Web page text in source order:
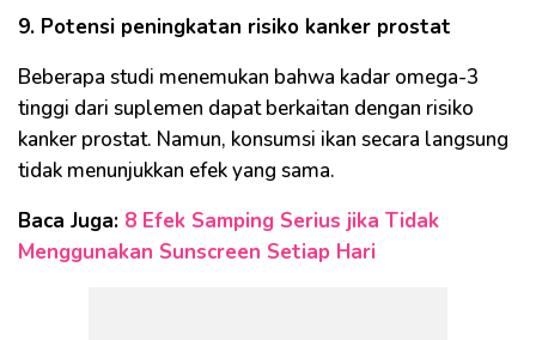
9. Potensi peningkatan risiko kanker prostat
Beberapa studi menemukan bahwa kadar omega-3
tinggi dari suplemen dapat berkaitan dengan risiko
kanker prostat. Namun, konsumsi ikan secara langsung
tidak menunjukkan efek yang sama.
Baca Juga: 8 Efek Samping Serius jika Tidak
Menggunakan Sunscreen Setiap Hari